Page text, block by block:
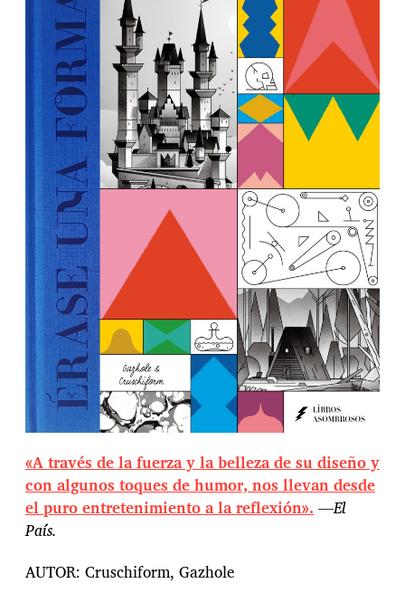
«A través de la fuerza y la belleza de su diseño y
con algunos toques de humor, nos llevan desde
el puro entretenimiento a la reflexión». —El
País.
AUTOR: Cruschiform, Gazhole